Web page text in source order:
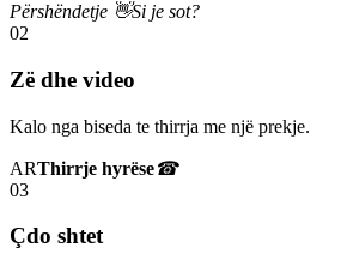
Përshëndetje 👋Si je sot?
02
Zë dhe video
Kalo nga biseda te thirrja me një prekje.
ARThirrje hyrëse☎
03
Çdo shtet